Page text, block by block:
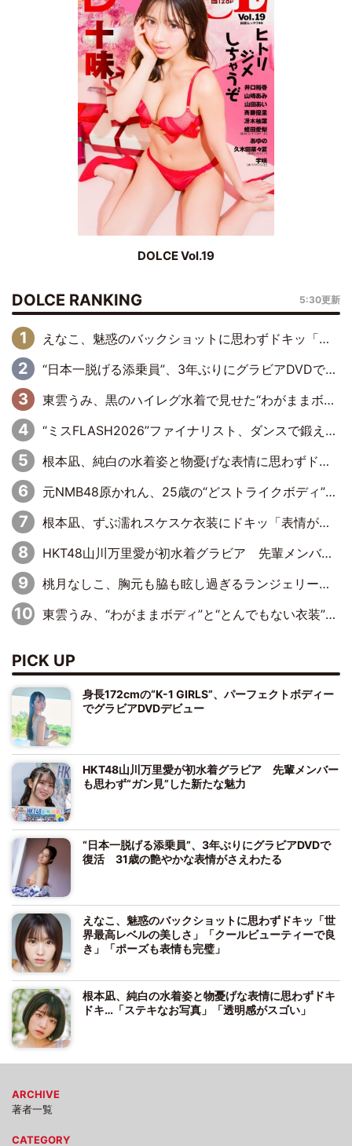
DOLCE Vol.19
DOLCE RANKING 5:30更新
えなこ、魅惑のバックショットに思わずドキッ「世界最高レベルの美しさ」「クールビューティーで良き」「ポーズも表情も完璧」
“日本一脱げる添乗員”、3年ぶりにグラビアDVDで復活 31歳の艶やかな表情がさえわたる
東雲うみ、黒のハイレグ水着で見せた“わがままボディ”がたまらない「うみちゃんカワイイ」「全てがステキな女神さま」「魅力的です」
“ミスFLASH2026”ファイナリスト、ダンスで鍛え上げた健康的な美ボディー披露
根本凪、純白の水着姿と物憂げな表情に思わずドキドキ…「ステキなお写真」「透明感がスゴい」
元NMB48原かれん、25歳の“どストライクボディ”をバリで解禁 169cmモデル体形で挑む初の本格グラビア
根本凪、ずぶ濡れスケスケ衣装にドキッ「表情が良過ぎる」「ねもちゃんの眼差しにドキドキが止まらない」
HKT48山川万里愛が初水着グラビア 先輩メンバーも思わず“ガン見”した新たな魅力
桃月なしこ、胸元も脇も眩し過ぎるランジェリー＆ビキニ姿を披露「なしこたそ最強」「セクシーでゴージャスで大きなボリューム」
東雲うみ、“わがままボディ”と“とんでもない衣装”で誘惑「パーフェクトなスタイル」「くびれがステキ」「やみつきになるボディ」
PICK UP
身長172cmの“K-1 GIRLS”、パーフェクトボディー
でグラビアDVDデビュー
HKT48山川万里愛が初水着グラビア 先輩メンバー
も思わず“ガン見”した新たな魅力
“日本一脱げる添乗員”、3年ぶりにグラビアDVDで
復活 31歳の艶やかな表情がさえわたる
えなこ、魅惑のバックショットに思わずドキッ「世
界最高レベルの美しさ」「クールビューティーで良
き」「ポーズも表情も完璧」
根本凪、純白の水着姿と物憂げな表情に思わずドキ
ドキ…「ステキなお写真」「透明感がスゴい」
ARCHIVE
著者一覧
CATEGORY